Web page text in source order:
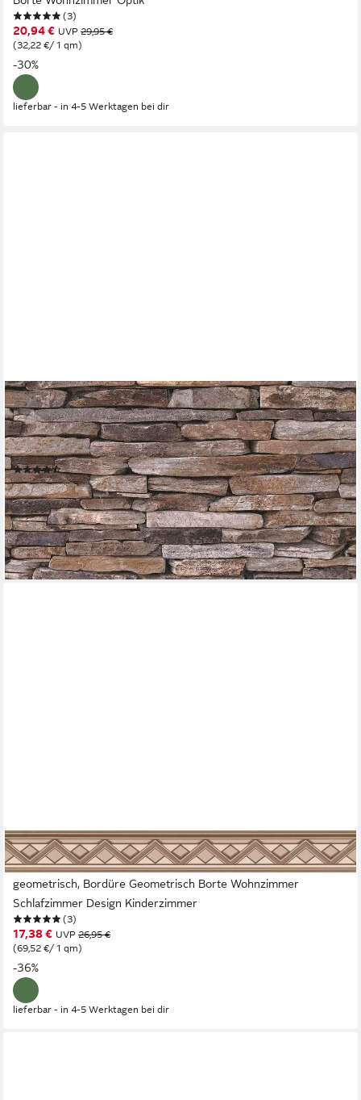
(3)
20,94 € UVP 29,95 €
(32,22 €/ 1 qm)
-30%
lieferbar - in 4-5 Werktagen bei dir
LIVING WALLS
Bordüre pop.up Panel 3D, leicht strukturiert, Steinoptik,
gemustert, Motiv, Naturstein selbstklebend Borte Wohnzimmer
Schlafzimmer Küche raun Büro
(17)
24,76 € UVP38,95 €
(19,05 €/ 1 qm)
-36%
lieferbar - in 4-5 Werktagen bei dir
A.S. CRÉATION
Bordüre Only Borders, leicht strukturiert, grafisch, Motiv,
geometrisch, Bordüre Geometrisch Borte Wohnzimmer
Schlafzimmer Design Kinderzimmer
(3)
17,38 € UVP 26,95 €
(69,52 €/ 1 qm)
-36%
lieferbar - in 4-5 Werktagen bei dir